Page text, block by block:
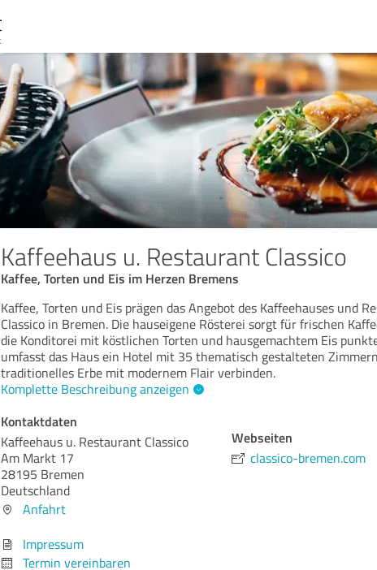
Kaffeehaus u. Restaurant Classico
Kaffee, Torten und Eis im Herzen Bremens
Kaffee, Torten und Eis prägen das Angebot des Kaffeehauses und
Classico in Bremen. Die hauseigene Rösterei sorgt für frischen
die Konditorei mit köstlichen Torten und hausgemachtem Eis
umfasst das Haus ein Hotel mit 35 thematisch gestalteten
traditionelles Erbe mit modernem Flair verbinden.
Komplette Beschreibung anzeigen
Kontaktdaten
Kaffeehaus u. Restaurant Classico
Am Markt 17
28195 Bremen
Deutschland
Anfahrt
Impressum
Termin vereinbaren
Webseiten
classico-bremen.com